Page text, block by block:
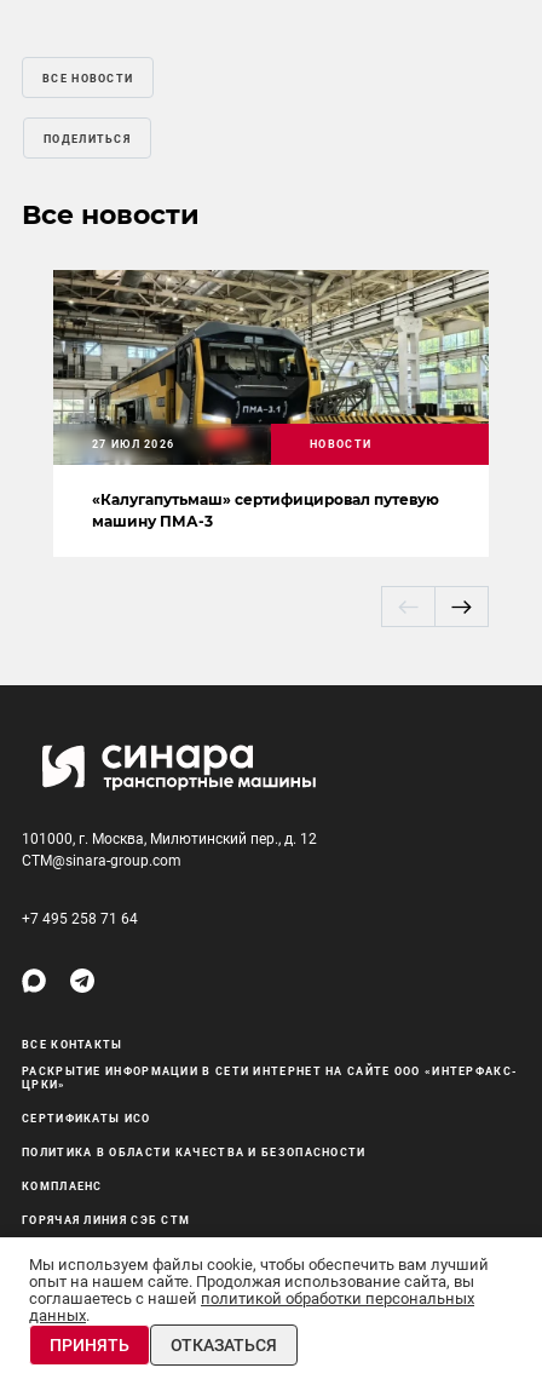
ВСЕ НОВОСТИ
ПОДЕЛИТЬСЯ
Все новости
«Калугапутьмаш» сертифицировал путевую
машину ПМА-3
27 ИЮЛ 2026 НОВОСТИ
101000, г. Москва, Милютинский пер., д. 12
CTM@sinara-group.com
+7 495 258 71 64
ВСЕ КОНТАКТЫ
РАСКРЫТИЕ ИНФОРМАЦИИ В СЕТИ ИНТЕРНЕТ НА САЙТЕ ООО «ИНТЕРФАКС-
ЦРКИ»
СЕРТИФИКАТЫ ИСО
ПОЛИТИКА В ОБЛАСТИ КАЧЕСТВА И БЕЗОПАСНОСТИ
КОМПЛАЕНС
ГОРЯЧАЯ ЛИНИЯ СЭБ СТМ
АО «Синара-Транспортные Машины» © 2011–26 Все права защищены
Сделано в
Мы используем файлы cookie, чтобы обеспечить вам лучший
опыт на нашем сайте. Продолжая использование сайта, вы
соглашаетесь с нашей политикой обработки персональных
данных.
ПРИНЯТЬ ОТКАЗАТЬСЯ